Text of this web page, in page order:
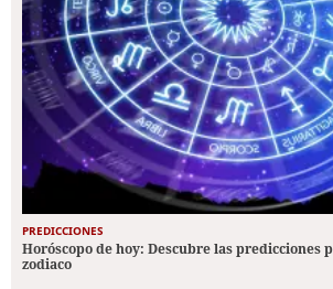
PREDICCIONES
Horóscopo de hoy: Descubre las predicciones
zodiaco